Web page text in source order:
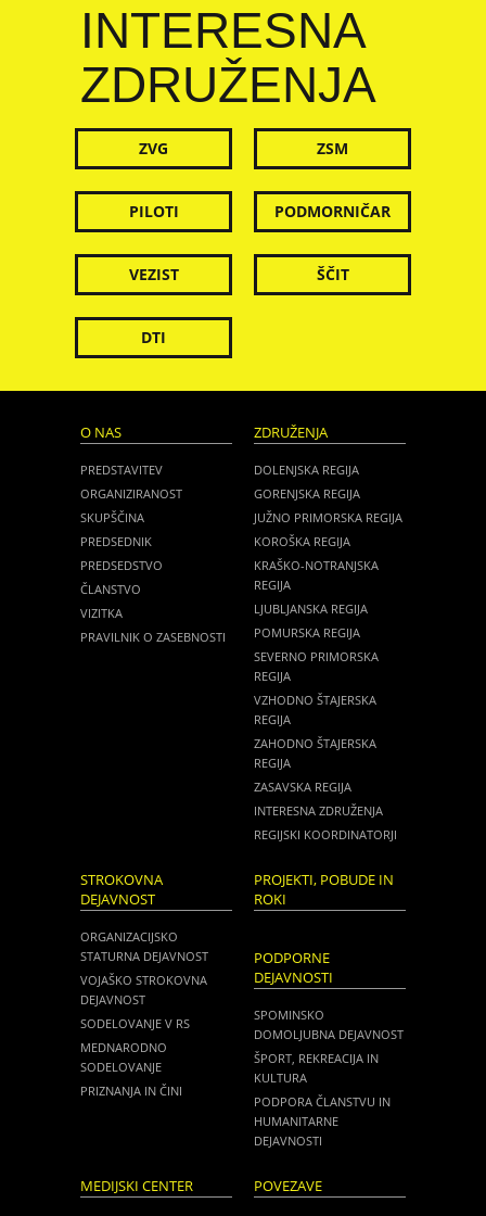
INTERESNA
ZDRUŽENJA
ZVG ZSM
PILOTI PODMORNIČAR
VEZIST ŠČIT
DTI
O NAS
PREDSTAVITEV
ORGANIZIRANOST
SKUPŠČINA
PREDSEDNIK
PREDSEDSTVO
ČLANSTVO
VIZITKA
PRAVILNIK O ZASEBNOSTI
ZDRUŽENJA
DOLENJSKA REGIJA
GORENJSKA REGIJA
JUŽNO PRIMORSKA REGIJA
KOROŠKA REGIJA
KRAŠKO-NOTRANJSKA
REGIJA
LJUBLJANSKA REGIJA
POMURSKA REGIJA
SEVERNO PRIMORSKA
REGIJA
VZHODNO ŠTAJERSKA
REGIJA
ZAHODNO ŠTAJERSKA
REGIJA
ZASAVSKA REGIJA
INTERESNA ZDRUŽENJA
REGIJSKI KOORDINATORJI
STROKOVNA
DEJAVNOST
ORGANIZACIJSKO
STATURNA DEJAVNOST
VOJAŠKO STROKOVNA
DEJAVNOST
SODELOVANJE V RS
MEDNARODNO
SODELOVANJE
PRIZNANJA IN ČINI
PROJEKTI, POBUDE IN
ROKI
PODPORNE
DEJAVNOSTI
SPOMINSKO
DOMOLJUBNA DEJAVNOST
ŠPORT, REKREACIJA IN
KULTURA
PODPORA ČLANSTVU IN
HUMANITARNE
DEJAVNOSTI
MEDIJSKI CENTER POVEZAVE